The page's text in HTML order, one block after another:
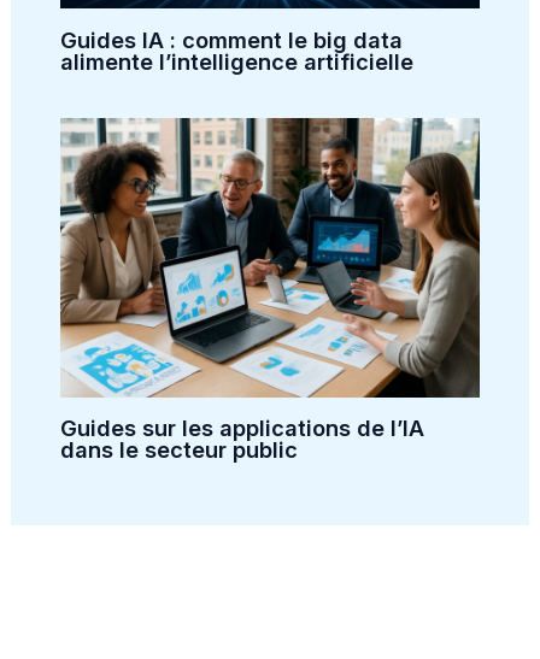
Guides IA : comment le big data
alimente l’intelligence artificielle
Guides sur les applications de l’IA
dans le secteur public